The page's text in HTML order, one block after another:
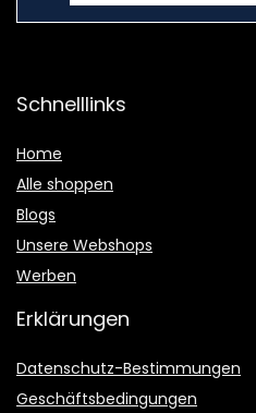
Schnelllinks
Home
Alle shoppen
Blogs
Unsere Webshops
Werben
Erklärungen
Datenschutz-Bestimmungen
Geschäftsbedingungen